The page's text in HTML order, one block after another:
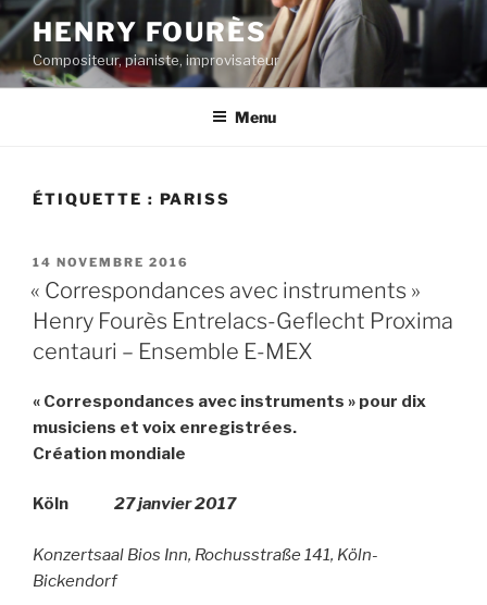
Aller
au
contenu
principal
HENRY FOURÈS
Compositeur, pianiste, improvisateur
Menu
ÉTIQUETTE : PARISS
PUBLIÉ
LE
14 NOVEMBRE 2016
« Correspondances avec instruments »
Henry Fourès Entrelacs-Geflecht Proxima
centauri – Ensemble E-MEX
« Correspondances avec instruments » pour dix
musiciens et voix enregistrées.
Création mondiale
Köln 27 janvier 2017
Konzertsaal Bios Inn, Rochusstraße 141, Köln-
Bickendorf